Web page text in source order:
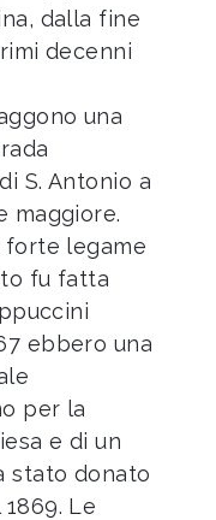
dalla fine
decenni
una
S. Antonio a
maggiore.
forte legame
fu fatta
ebbero una
per la
e di un
stato donato
Le